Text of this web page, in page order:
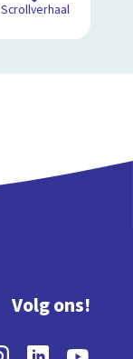
Scrollverhaal
Volg ons!